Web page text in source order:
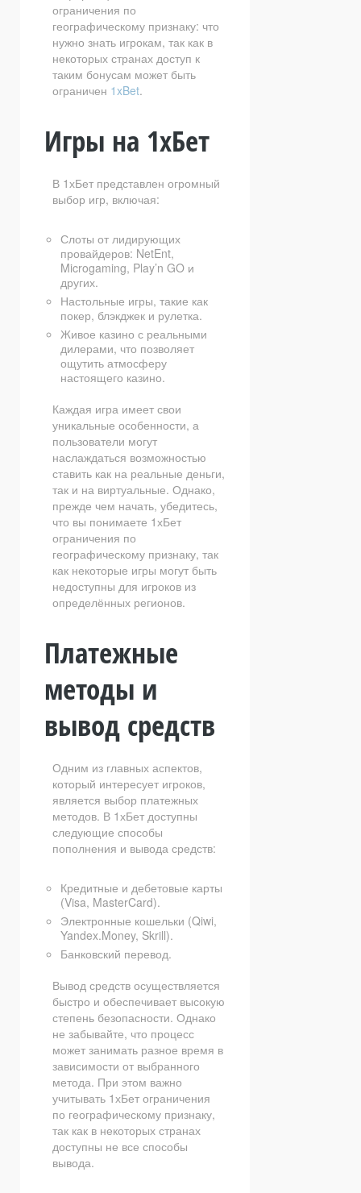
ограничения по
географическому признаку: что
нужно знать игрокам, так как в
некоторых странах доступ к
таким бонусам может быть
ограничен 1xBet.
Игры на 1хБет
В 1хБет представлен огромный
выбор игр, включая:
Слоты от лидирующих
провайдеров: NetEnt,
Microgaming, Play’n GO и
других.
Настольные игры, такие как
покер, блэкджек и рулетка.
Живое казино с реальными
дилерами, что позволяет
ощутить атмосферу
настоящего казино.
Каждая игра имеет свои
уникальные особенности, а
пользователи могут
наслаждаться возможностью
ставить как на реальные деньги,
так и на виртуальные. Однако,
прежде чем начать, убедитесь,
что вы понимаете 1хБет
ограничения по
географическому признаку, так
как некоторые игры могут быть
недоступны для игроков из
определённых регионов.
Платежные
методы и
вывод средств
Одним из главных аспектов,
который интересует игроков,
является выбор платежных
методов. В 1хБет доступны
следующие способы
пополнения и вывода средств:
Кредитные и дебетовые карты
(Visa, MasterCard).
Электронные кошельки (Qiwi,
Yandex.Money, Skrill).
Банковский перевод.
Вывод средств осуществляется
быстро и обеспечивает высокую
степень безопасности. Однако
не забывайте, что процесс
может занимать разное время в
зависимости от выбранного
метода. При этом важно
учитывать 1хБет ограничения
по географическому признаку,
так как в некоторых странах
доступны не все способы
вывода.